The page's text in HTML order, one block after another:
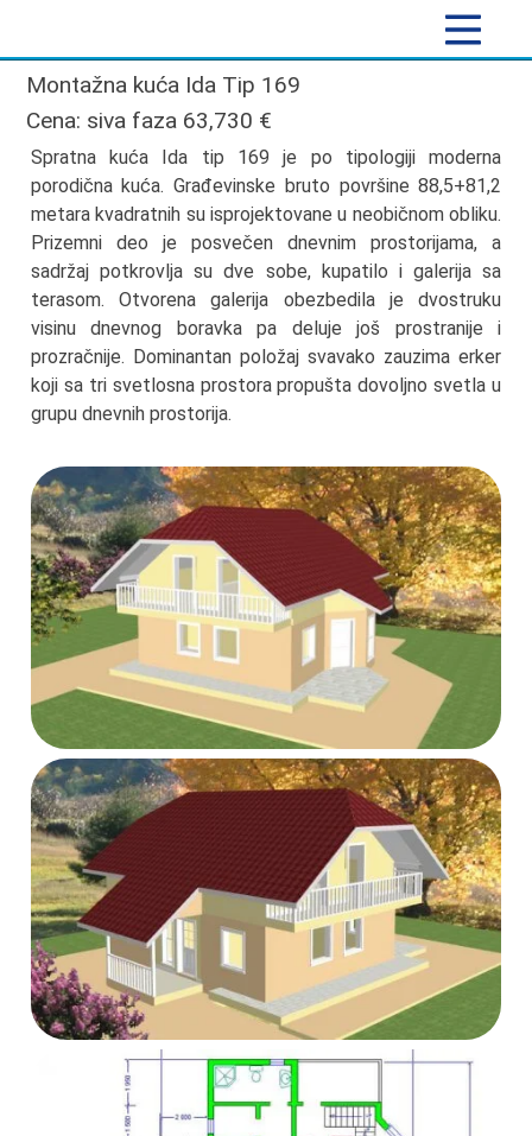
Montažna kuća Ida Tip 169
Cena: siva faza 63,730 €
Spratna kuća Ida tip 169 je po tipologiji moderna
porodična kuća. Građevinske bruto površine 88,5+81,2
metara kvadratnih su isprojektovane u neobičnom obliku.
Prizemni deo je posvečen dnevnim prostorijama, a
sadržaj potkrovlja su dve sobe, kupatilo i galerija sa
terasom. Otvorena galerija obezbedila je dvostruku
visinu dnevnog boravka pa deluje još prostranije i
prozračnije. Dominantan položaj svavako zauzima erker
koji sa tri svetlosna prostora propušta dovoljno svetla u
grupu dnevnih prostorija.